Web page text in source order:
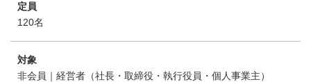
定員
120名
対象
非会員｜経営者（社長・取締役・執行役員・個人事業主）